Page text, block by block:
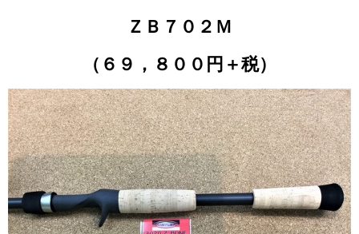
ＺＢ７０２Ｍ
（６９，８００円＋税）